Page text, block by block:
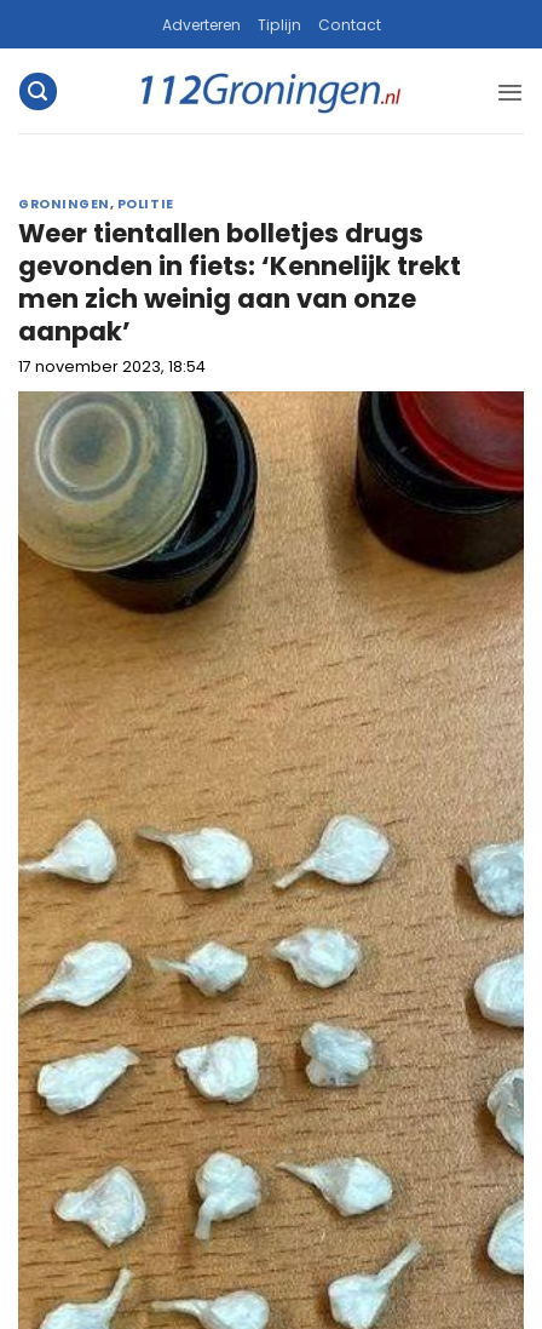
naar
inhoud
Adverteren Tiplijn Contact
GRONINGEN, POLITIE
Weer tientallen bolletjes drugs
gevonden in fiets: ‘Kennelijk trekt
men zich weinig aan van onze
aanpak’
17 november 2023, 18:54